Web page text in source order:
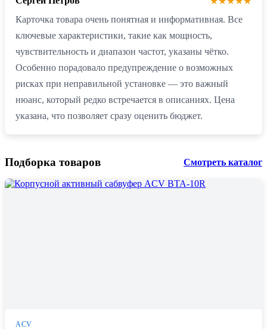
Карточка товара очень понятная и информативная. Все
ключевые характеристики, такие как мощность,
чувствительность и диапазон частот, указаны чётко.
Особенно порадовало предупреждение о возможных
рисках при неправильной установке — это важный
нюанс, который редко встречается в описаниях. Цена
указана, что позволяет сразу оценить бюджет.
Подборка товаров Смотреть каталог
ACV